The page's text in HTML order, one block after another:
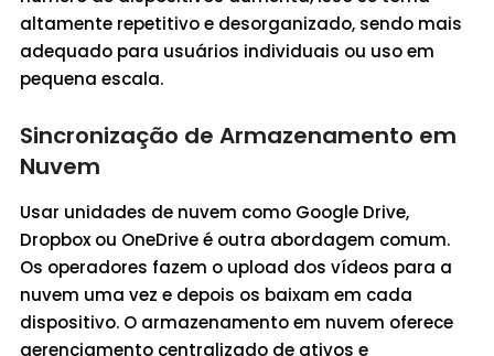
altamente repetitivo e desorganizado, sendo mais
adequado para usuários individuais ou uso em
pequena escala.
Sincronização de Armazenamento em
Nuvem
Usar unidades de nuvem como Google Drive,
Dropbox ou OneDrive é outra abordagem comum.
Os operadores fazem o upload dos vídeos para a
nuvem uma vez e depois os baixam em cada
dispositivo. O armazenamento em nuvem oferece
gerenciamento centralizado de ativos e